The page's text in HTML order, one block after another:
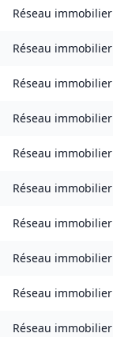
Réseau immobilier
Réseau immobilier
Réseau immobilier
Réseau immobilier
Réseau immobilier
Réseau immobilier
Réseau immobilier
Réseau immobilier
Réseau immobilier
Réseau immobilier